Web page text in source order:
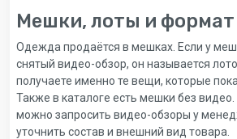
Мешки, лоты и формат
Одежда продаётся в мешках. Если у
снятый видео-обзор, он называется
получаете именно те вещи, которые
Также в каталоге есть мешки без
можно запросить видео-обзоры у
уточнить состав и внешний вид товара.